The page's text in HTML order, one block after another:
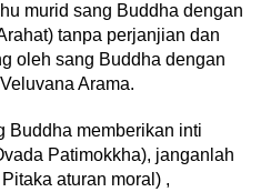
murid sang Buddha dengan
tanpa perjanjian dan
oleh sang Buddha dengan
Arama.
Buddha memberikan inti
Patimokkha), janganlah
aturan moral) ,